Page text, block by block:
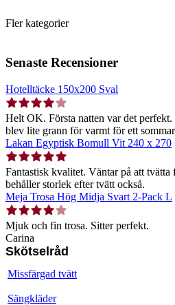
Fler kategorier
Senaste Recensioner
Hotelltäcke 150x200 Sval
Helt OK. Första natten var det
blev lite grann för varmt för ett
Lakan Egyptisk Bomull Vit 240 x 270
Fantastisk kvalitet. Väntar på att tvätta
behåller storlek efter tvätt också.
Meja Trosa Hög Midja Svart 2-Pack L
Mjuk och fin trosa. Sitter perfekt.
Carina
Skötselråd
Missfärgad tvätt
Sängkläder